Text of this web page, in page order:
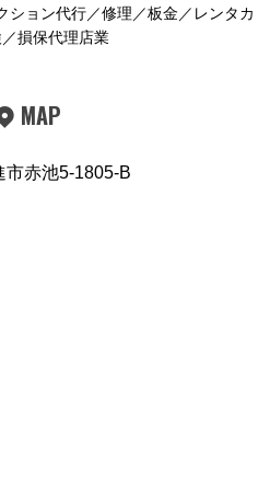
ション代行／修理／板金／レンタカ
損保代理店業
MAP
市赤池5-1805-B